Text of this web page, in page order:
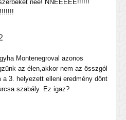
nee! NNEEEEE!!!!!!
Montenegroval azonos
az élen,akkor nem az összgól
a 3. helyezett elleni eredmény dönt
szabály. Ez igaz?